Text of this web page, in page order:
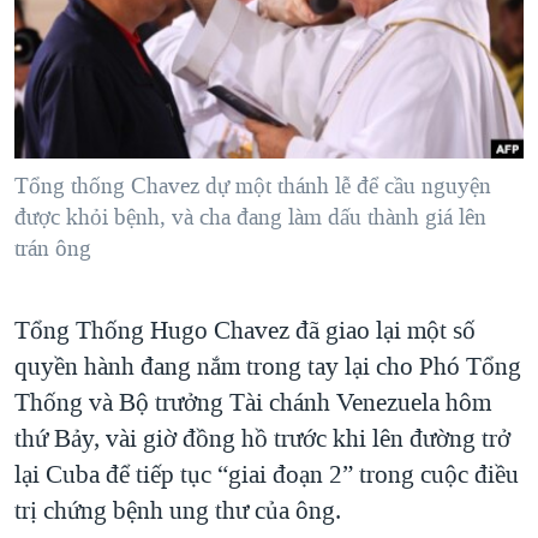
"Tìm"NGƯỜI VIỆT HẢI NGOẠI
ĐỜI SỐNG
KINH TẾ
KHOA HỌC
SỨC KHOẺ
VĂN HOÁ
GIÁO DỤC
TẠI
HÀNH TRÌNH BẦU CỬ 2024
MỘT NĂM CHIẾN TRANH TẠI DẢI GAZA
GIẢI MÃ VÀNH ĐAI & CON ĐƯỜNG
NGÀY TỊ NẠN THẾ GIỚI
TRỊNH VĨNH BÌNH - NGƯỜI HẠ 'BÊN THẮNG CUỘC'
GROUND ZERO – XƯA VÀ NAY
CÁC GIÁ TRỊ CỘNG HÒA Ở VIỆT NAM
THƯỢNG ĐỈNH TRUMP-KIM TẠI VIỆT NAM
TRỊNH VĨNH BÌNH VS. CHÍNH PHỦ VIỆT NAM
NGƯ DÂN VIỆT VÀ LÀN SÓNG TRỘM HẢI SÂM
BÊN KIA QUỐC LỘ: TIẾNG VỌNG TỪ NÔNG THÔN MỸ
VIDEO
NGHE
MẠNG XÃ HỘI
Ngôn ngữ khác
Tổng thống Chavez dự một thánh lễ để cầu nguyện
được khỏi bệnh, và cha đang làm dấu thành giá lên
trán ông
Tổng Thống Hugo Chavez đã giao lại một số
quyền hành đang nắm trong tay lại cho Phó Tổng
Thống và Bộ trưởng Tài chánh Venezuela hôm
thứ Bảy, vài giờ đồng hồ trước khi lên đường trở
lại Cuba để tiếp tục “giai đoạn 2” trong cuộc điều
trị chứng bệnh ung thư của ông.